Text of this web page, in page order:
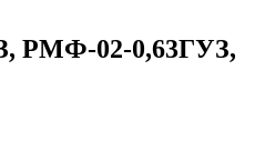
РМФ-02-0,63ГУЗ,